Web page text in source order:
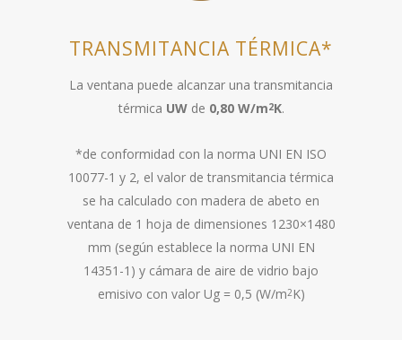
TRANSMITANCIA TÉRMICA*
La ventana puede alcanzar una transmitancia
térmica UWde 0,80 W/m2K.
*de conformidad con la norma UNI EN ISO
10077-1 y 2, el valor de transmitancia térmica
se ha calculado con madera de abeto en
ventana de 1 hoja de dimensiones 1230×1480
mm (según establece la norma UNI EN
14351-1) y cámara de aire de vidrio bajo
emisivo con valor Ug = 0,5 (W/m2 K)